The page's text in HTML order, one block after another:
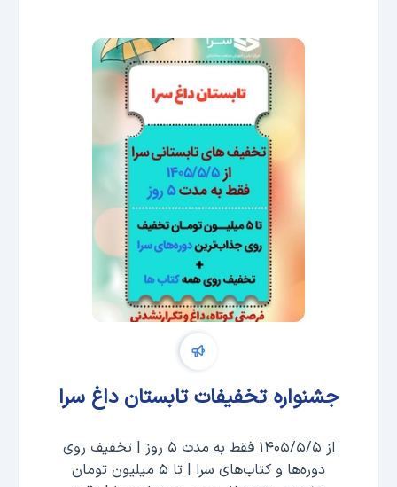
جشنواره تخفیفات تابستان داغ سرا
از ۱۴۰۵/۵/۵ فقط به مدت ۵ روز | تخفیف روی
دوره‌ها و کتاب‌های سرا | تا ۵ میلیون تومان